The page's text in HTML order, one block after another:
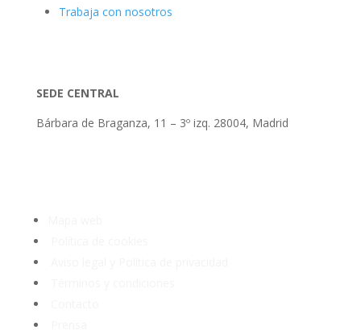
Trabaja con nosotros
SEDE CENTRAL
Bárbara de Braganza, 11 – 3º izq. 28004, Madrid